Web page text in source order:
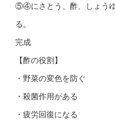
⑤④にさとう、酢、しょう
る。
完成
【酢の役割】
・野菜の変色を防ぐ
・殺菌作用がある
・疲労回復になる